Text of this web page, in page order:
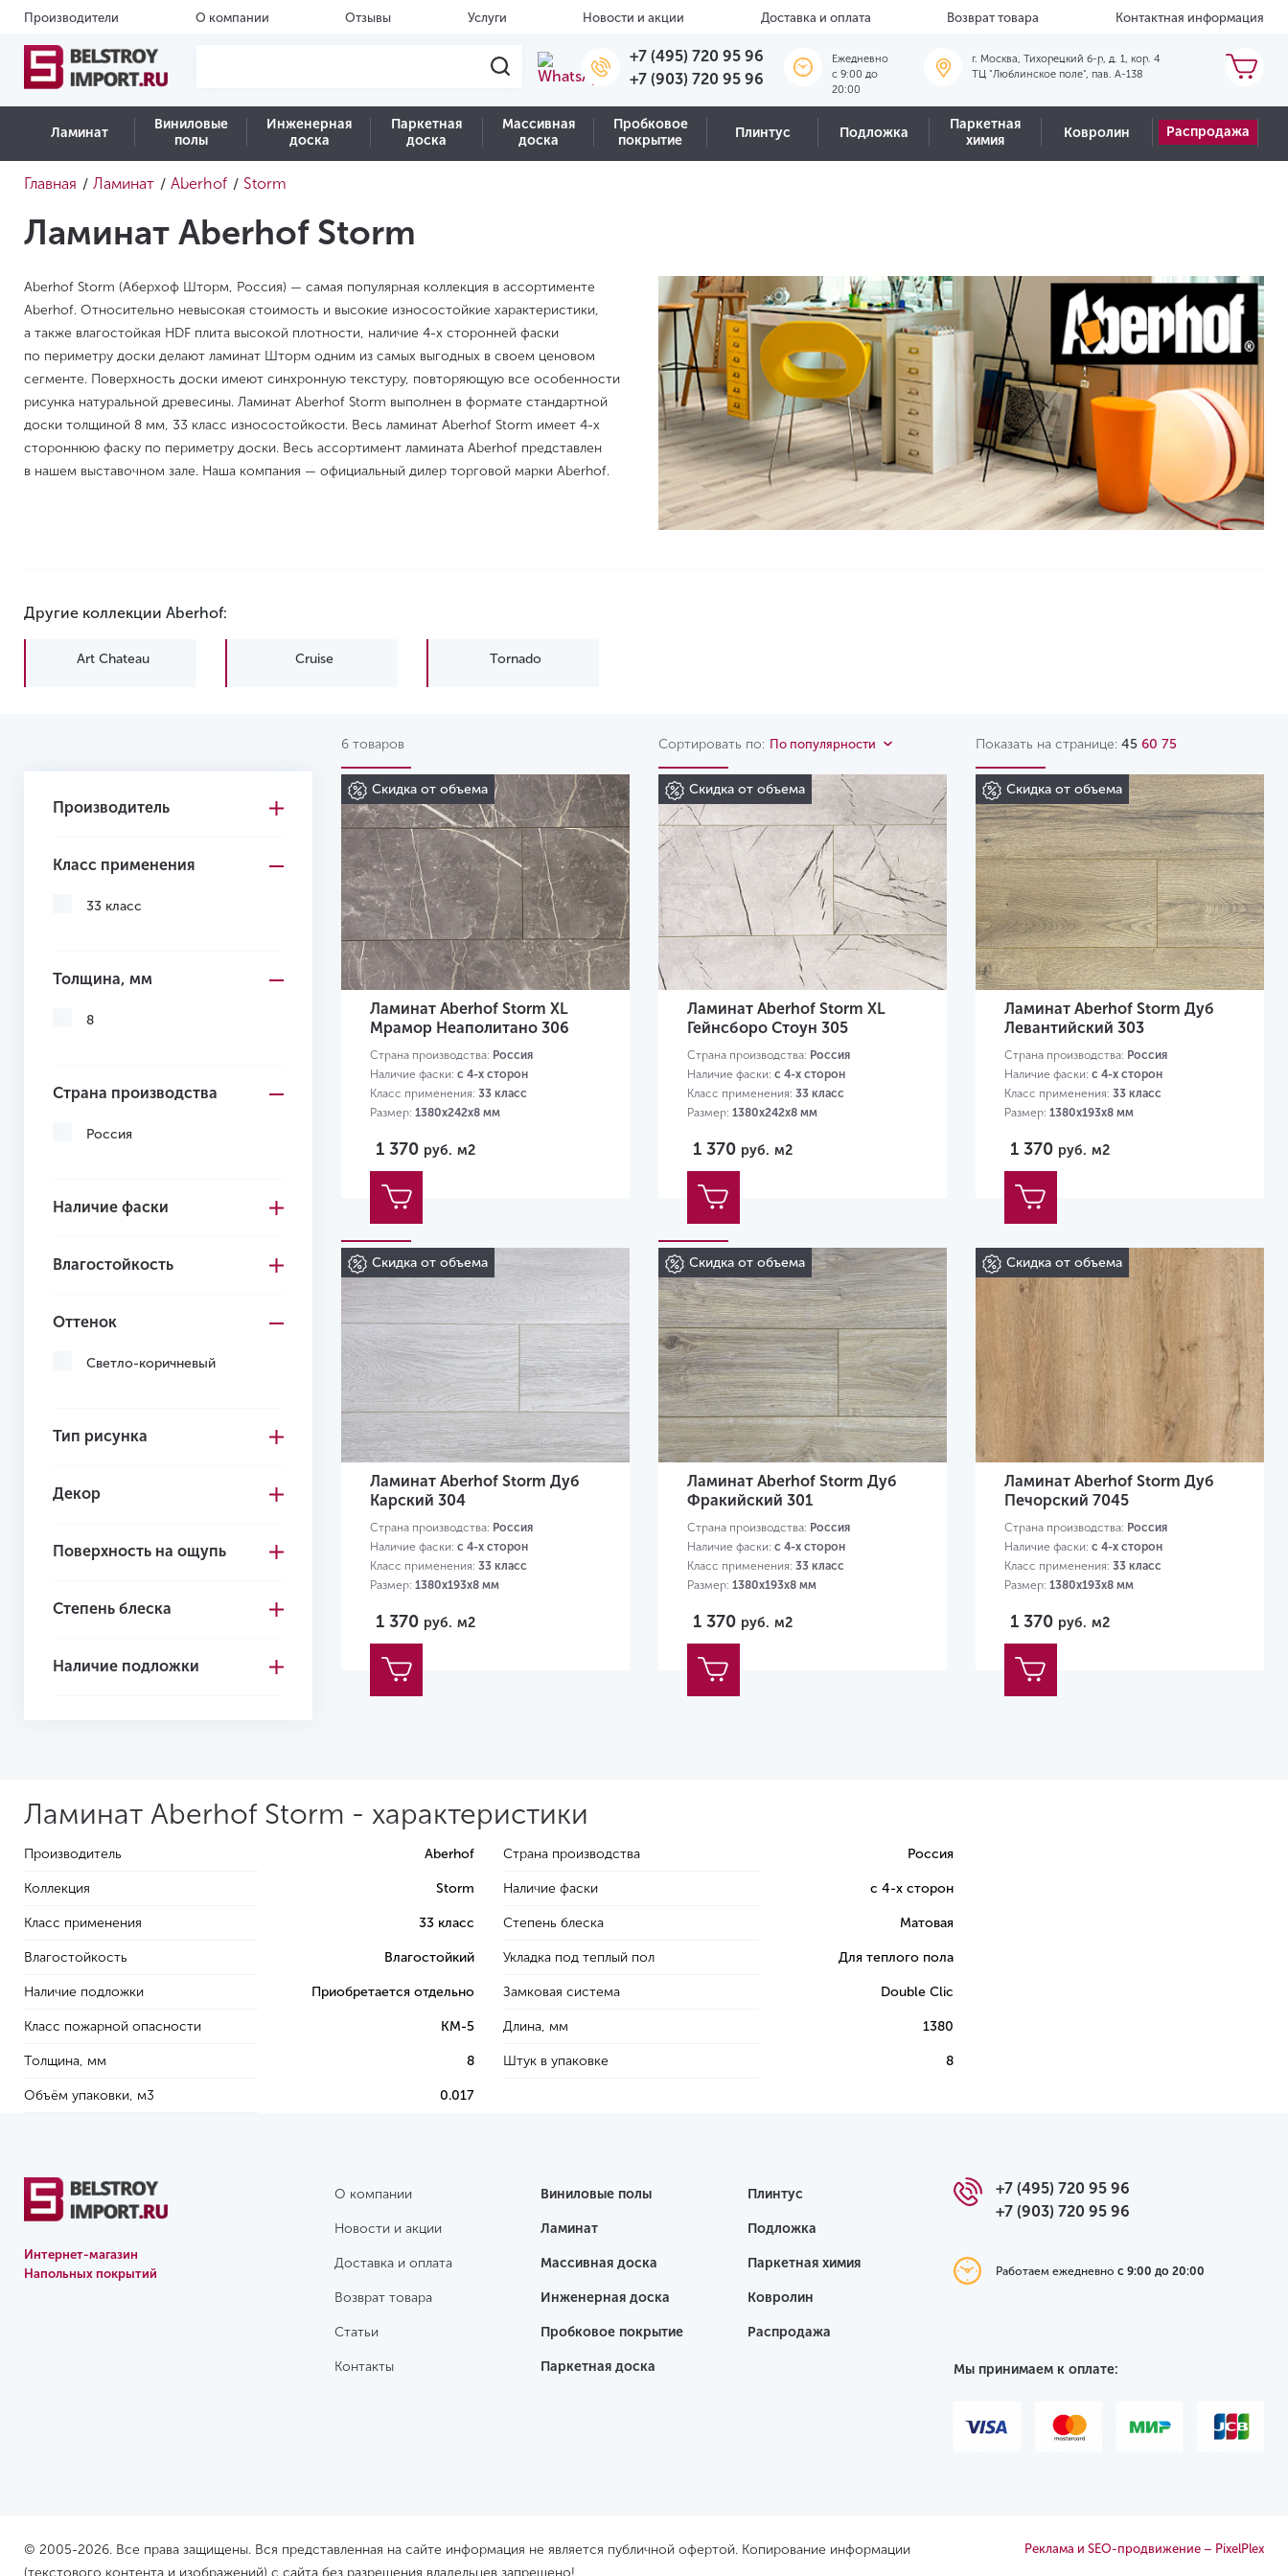
Производители О компании Отзывы Услуги Новости и акции Доставка и оплата Возврат товара Контактная информация
+7 (495) 720 95 96
+7 (903) 720 95 96
Ежедневно
c 9:00 до
20:00
г. Москва, Тихорецкий б-р, д. 1, кор. 4
ТЦ "Люблинское поле", пав. А-138
Ламинат
Виниловые
полы
Инженерная
доска
Паркетная
доска
Массивная
доска
Пробковое
покрытие
Плинтус Подложка
Паркетная
химия
Ковролин Распродажа
Главная / Ламинат / Aberhof / Storm
Ламинат Aberhof Storm
Aberhof Storm (Аберхоф Шторм, Россия) — самая популярная коллекция в ассортименте
Aberhof. Относительно невысокая стоимость и высокие износостойкие характеристики,
а также влагостойкая HDF плита высокой плотности, наличие 4-х сторонней фаски
по периметру доски делают ламинат Шторм одним из самых выгодных в своем ценовом
сегменте. Поверхность доски имеют синхронную текстуру, повторяющую все особенности
рисунка натуральной древесины. Ламинат Aberhof Storm выполнен в формате стандартной
доски толщиной 8 мм, 33 класс износостойкости. Весь ламинат Aberhof Storm имеет 4-х
стороннюю фаску по периметру доски. Весь ассортимент ламината Aberhof представлен
в нашем выставочном зале. Наша компания — официальный дилер торговой марки Aberhof.
Другие коллекции Aberhof:
Art Chateau Cruise Tornado
6 товаров Сортировать по: По популярности Показать на странице: 45 60 75
Производитель
Класс применения
33 класс
Толщина, мм
8
Страна производства
Россия
Наличие фаски
Влагостойкость
Оттенок
Светло-коричневый
Тип рисунка
Декор
Поверхность на ощупь
Степень блеска
Наличие подложки
Скидка от объема
Ламинат Aberhof Storm XL
Мрамор Неаполитано 306
Страна производства: Россия
Наличие фаски: с 4-х сторон
Класс применения: 33 класс
Размер: 1380х242х8 мм
1 370 руб. м2
Скидка от объема
Ламинат Aberhof Storm XL
Гейнсборо Стоун 305
Страна производства: Россия
Наличие фаски: с 4-х сторон
Класс применения: 33 класс
Размер: 1380х242х8 мм
1 370 руб. м2
Скидка от объема
Ламинат Aberhof Storm Дуб
Левантийский 303
Страна производства: Россия
Наличие фаски: с 4-х сторон
Класс применения: 33 класс
Размер: 1380х193х8 мм
1 370 руб. м2
Скидка от объема
Ламинат Aberhof Storm Дуб
Карский 304
Страна производства: Россия
Наличие фаски: с 4-х сторон
Класс применения: 33 класс
Размер: 1380х193х8 мм
1 370 руб. м2
Скидка от объема
Ламинат Aberhof Storm Дуб
Фракийский 301
Страна производства: Россия
Наличие фаски: с 4-х сторон
Класс применения: 33 класс
Размер: 1380х193х8 мм
1 370 руб. м2
Скидка от объема
Ламинат Aberhof Storm Дуб
Печорский 7045
Страна производства: Россия
Наличие фаски: с 4-х сторон
Класс применения: 33 класс
Размер: 1380х193х8 мм
1 370 руб. м2
Ламинат Aberhof Storm - характеристики
Производитель Aberhof
Коллекция Storm
Класс применения 33 класс
Влагостойкость Влагостойкий
Наличие подложки Приобретается отдельно
Класс пожарной опасности КМ-5
Толщина, мм 8
Объём упаковки, м3 0.017
Страна производства Россия
Наличие фаски с 4-х сторон
Степень блеска Матовая
Укладка под теплый пол Для теплого пола
Замковая система Double Clic
Длина, мм 1380
Штук в упаковке 8
Интернет-магазин
Напольных покрытий
О компании
Новости и акции
Доставка и оплата
Возврат товара
Статьи
Контакты
Виниловые полы
Ламинат
Массивная доска
Инженерная доска
Пробковое покрытие
Паркетная доска
Плинтус
Подложка
Паркетная химия
Ковролин
Распродажа
+7 (495) 720 95 96
+7 (903) 720 95 96
Работаем ежедневнос 9:00 до 20:00
Мы принимаем к оплате:
© 2005-2026. Все права защищены. Вся представленная на сайте информация не является публичной офертой. Копирование информации
Реклама и SEO-продвижение – PixelPlex